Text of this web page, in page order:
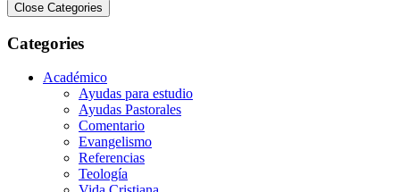
Close Categories
Categories
Académico
Ayudas para estudio
Ayudas Pastorales
Comentario
Evangelismo
Referencias
Teología